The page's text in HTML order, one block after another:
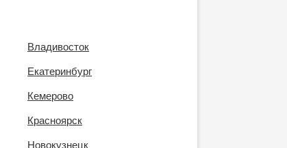
Владивосток
Екатеринбург
Кемерово
Красноярск
Новокузнецк